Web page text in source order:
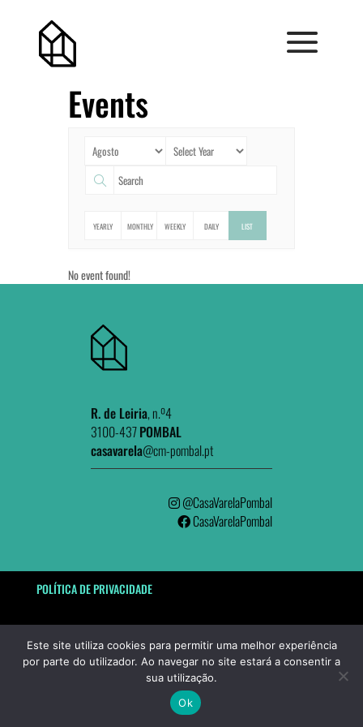
Events
YEARLY MONTHLY WEEKLY DAILY LIST
No event found!
R. de Leiria, n.º4
3100-437POMBAL
casavarela@cm-pombal.pt
@CasaVarelaPombal
CasaVarelaPombal
POLÍTICA DE PRIVACIDADE
Este site utiliza cookies para permitir uma melhor experiência
por parte do utilizador. Ao navegar no site estará a consentir a
sua utilização.
Ok